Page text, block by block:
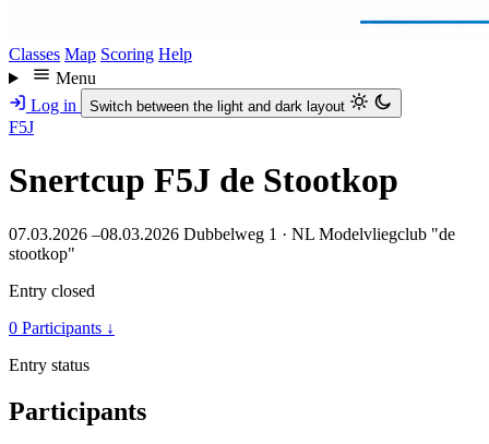
Classes Map Scoring Help
Menu
Log in
Switch between the light and dark layout
F5J
Snertcup F5J de Stootkop
07.03.2026 –08.03.2026 Dubbelweg 1 · NL Modelvliegclub "de
stootkop"
Entry closed
0 Participants ↓
Entry status
Participants